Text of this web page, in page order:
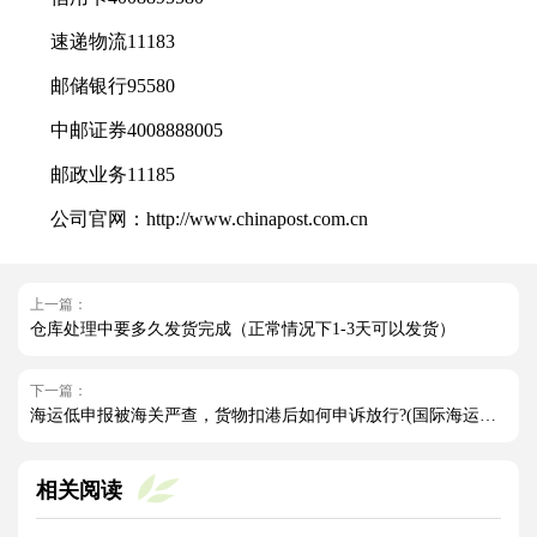
速递物流11183
邮储银行95580
中邮证券4008888005
邮政业务11185
公司官网：http://www.chinapost.com.cn
上一篇：
仓库处理中要多久发货完成（正常情况下1-3天可以发货）
下一篇：
相关阅读